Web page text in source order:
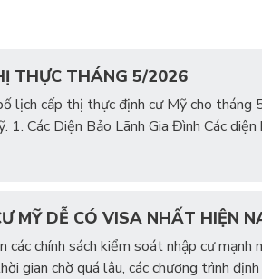
THỰC THÁNG 5/2026
lịch cấp thị thực định cư Mỹ cho
1. Các Diện Bảo Lãnh Gia Đình Các
MỸ DỄ CÓ VISA NHẤT HIỆN
chính sách kiểm soát nhập cư
gian chờ quá lâu, các chương trình